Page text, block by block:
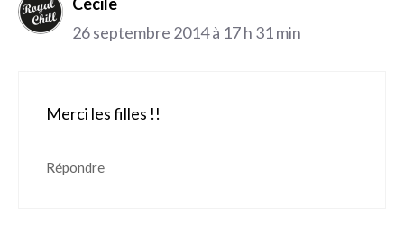
Cécile
26 septembre 2014 à 17 h 31 min
Merci les filles !!
Répondre